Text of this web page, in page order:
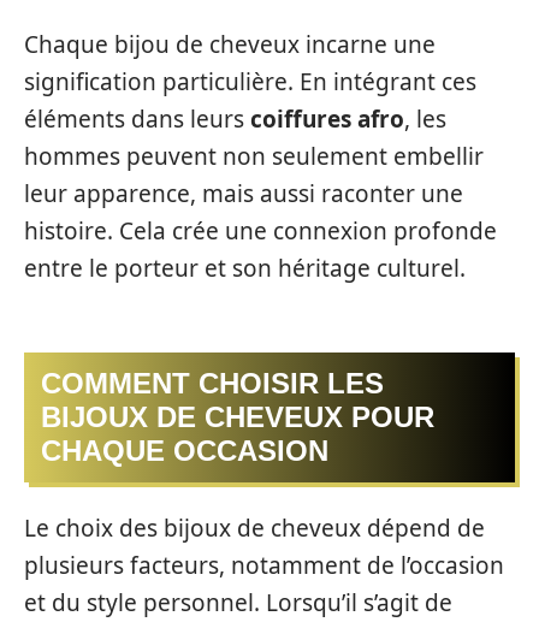
Chaque bijou de cheveux incarne une
signification particulière. En intégrant ces
éléments dans leurscoiffures afro, les
hommes peuvent non seulement embellir
leur apparence, mais aussi raconter une
histoire. Cela crée une connexion profonde
entre le porteur et son héritage culturel.
COMMENT CHOISIR LES
BIJOUX DE CHEVEUX POUR
CHAQUE OCCASION
Le choix des bijoux de cheveux dépend de
plusieurs facteurs, notamment de l’occasion
et du style personnel. Lorsqu’il s’agit de